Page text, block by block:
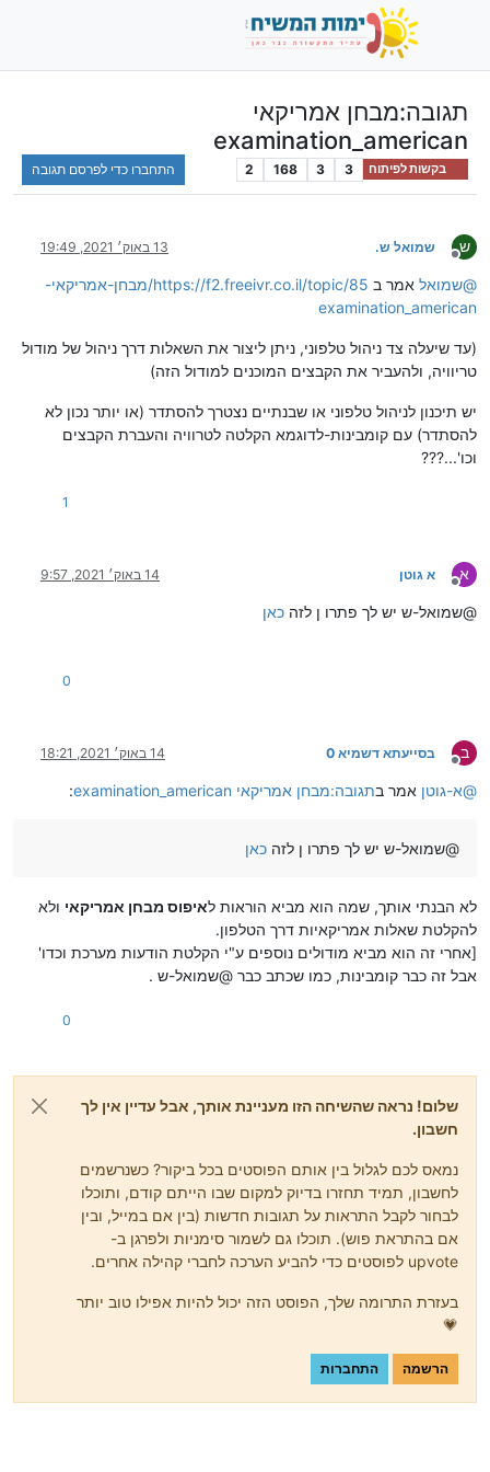
תגובה:מבחן אמריקאי
examination_american
בקשות לפיתוח 3
3
168
2 התחברו כדי לפרסם תגובה
ש
מנותק
שמואל ש. 13 באוק׳ 2021, 19:49
@שמואל אמר ב
https://f2.freeivr.co.il/topic/85/מבחן-אמריקאי-
examination_american
(עד שיעלה צד ניהול טלפוני, ניתן ליצור את השאלות דרך ניהול של מודול
טריוויה, ולהעביר את הקבצים המוכנים למודול הזה)
יש תיכנון לניהול טלפוני או שבנתיים נצטרך להסתדר (או יותר נכון לא
להסתדר) עם קומבינות-לדוגמא הקלטה לטרוויה והעברת הקבצים
וכו'...???
1
א
מנותק
א גוטן 14 באוק׳ 2021, 9:57
@שמואל-ש יש לך פתרו ן לזה כאן
0
ב
מנותק
בסייעתא דשמיא 0 14 באוק׳ 2021, 18:21
@א-גוטן אמר בתגובה:מבחן אמריקאי examination_american :
@שמואל-ש יש לך פתרו ן לזה כאן
לא הבנתי אותך, שמה הוא מביא הוראות לאיפוס מבחן אמריקאי ולא
להקלטת שאלות אמריקאיות דרך הטלפון.
[אחרי זה הוא מביא מודולים נוספים ע"י הקלטת הודעות מערכת וכדו'
אבל זה כבר קומבינות, כמו שכתב כבר @שמואל-ש .
0
שלום! נראה שהשיחה הזו מעניינת אותך, אבל עדיין אין לך
חשבון.
נמאס לכם לגלול בין אותם הפוסטים בכל ביקור? כשנרשמים
לחשבון, תמיד תחזרו בדיוק למקום שבו הייתם קודם, ותוכלו
לבחור לקבל התראות על תגובות חדשות (בין אם במייל, ובין
אם בהתראת פוש). תוכלו גם לשמור סימניות ולפרגן ב-
upvote לפוסטים כדי להביע הערכה לחברי קהילה אחרים.
בעזרת התרומה שלך, הפוסט הזה יכול להיות אפילו טוב יותר
💗
הרשמה התחברות